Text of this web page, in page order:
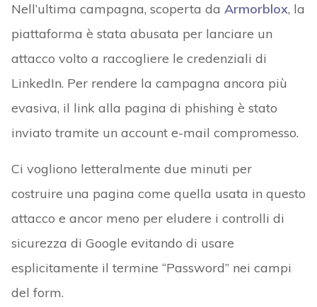
Nell’ultima campagna, scoperta da Armorblox, la
piattaforma è stata abusata per lanciare un
attacco volto a raccogliere le credenziali di
LinkedIn. Per rendere la campagna ancora più
evasiva, il link alla pagina di phishing è stato
inviato tramite un account e-mail compromesso.
Ci vogliono letteralmente due minuti per
costruire una pagina come quella usata in questo
attacco e ancor meno per eludere i controlli di
sicurezza di Google evitando di usare
esplicitamente il termine “Password” nei campi
del form.